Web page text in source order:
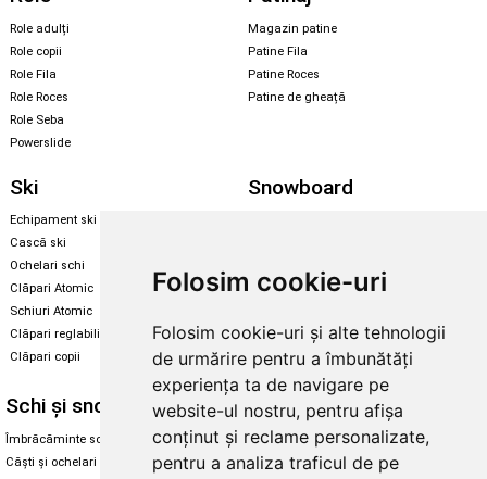
Folosim cookie-uri
Folosim cookie-uri și alte tehnologii
de urmărire pentru a îmbunătăți
experiența ta de navigare pe
website-ul nostru, pentru afișa
conținut și reclame personalizate,
pentru a analiza traficul de pe
Role adulți
Role copii
Role Fila
Role Roces
Role Seba
Powerslide
Magazin patine
Patine Fila
Patine Roces
Patine de gheață
Ski
Echipament ski
Cască ski
Ochelari schi
Clăpari Atomic
Schiuri Atomic
Clăpari reglabili
Clăpari copii
Snowboard
Santa Cruz
Enuff Skateboards
Schi și snowboard
Îmbrăcăminte schi și snowboard
Căști și ochelari de iarnă
Diverse
Cum aleg rolele
Cum aleg ochelarii